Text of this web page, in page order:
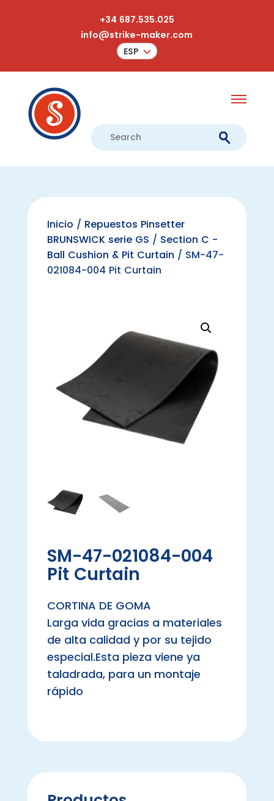
+34 687.535.025
info@strike-maker.com
ESP
Inicio / Repuestos Pinsetter
BRUNSWICK serie GS / Section C -
Ball Cushion & Pit Curtain / SM-47-
021084-004 Pit Curtain
SM-47-021084-004
Pit Curtain
CORTINA DE GOMA
Larga vida gracias a materiales
de alta calidad y por su tejido
especial.Esta pieza viene ya
taladrada, para un montaje
rápido